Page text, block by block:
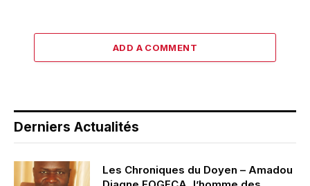
ADD A COMMENT
Derniers Actualités
Les Chroniques du Doyen – Amadou